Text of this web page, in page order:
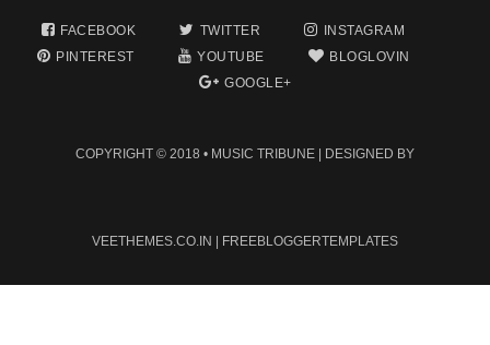
FACEBOOK TWITTER
INSTAGRAM
PINTEREST
YOUTUBE
BLOGLOVIN
GOOGLE+
COPYRIGHT © 2018 • MUSIC TRIBUNE | DESIGNED BY
VEETHEMES.CO.IN | FREEBLOGGERTEMPLATES